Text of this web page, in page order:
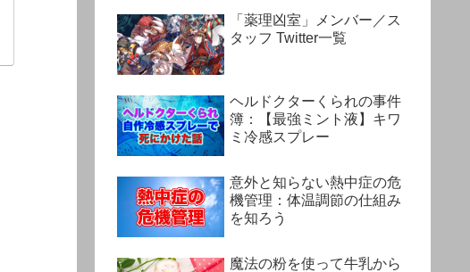
「薬理凶室」メンバー／ス
タッフ Twitter一覧
ヘルドクターくられの事件
簿：【最強ミント液】キワ
ミ冷感スプレー
意外と知らない熱中症の危
機管理：体温調節の仕組み
を知ろう
魔法の粉を使って牛乳から